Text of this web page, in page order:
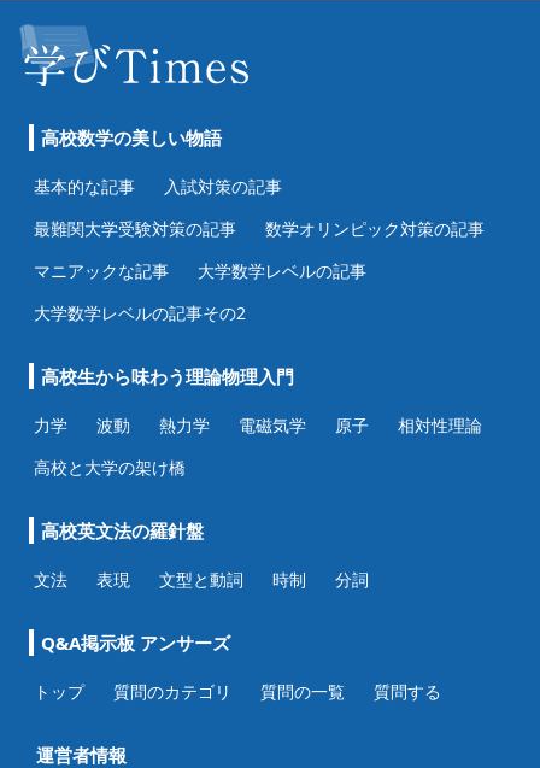
高校数学の美しい物語
基本的な記事
入試対策の記事
最難関大学受験対策の記事
数学オリンピック対策の記事
マニアックな記事
大学数学レベルの記事
大学数学レベルの記事その2
高校生から味わう理論物理入門
力学 波動 熱力学 電磁気学 原子
相対性理論
高校と大学の架け橋
高校英文法の羅針盤
文法 表現 文型と動詞 時制 分詞
Q&A掲示板 アンサーズ
トップ 質問のカテゴリ 質問の一覧 質問する
運営者情報